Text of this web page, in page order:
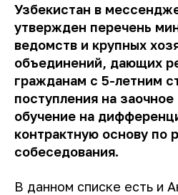
Узбекистан в
утвержден перечень
ведомств и крупных
объединений, дающих
гражданам с 5-летним
поступления на
обучение на
контрактную основу по
собеседования.
В данном списке есть и